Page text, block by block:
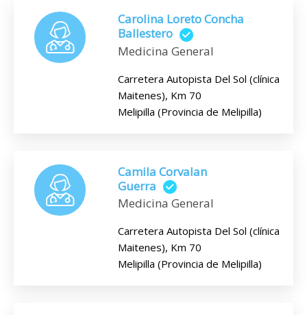
Carolina Loreto Concha
Ballestero
Medicina General
Carretera Autopista Del Sol (clínica
Maitenes), Km 70
Melipilla (Provincia de Melipilla)
Camila Corvalan
Guerra
Medicina General
Carretera Autopista Del Sol (clínica
Maitenes), Km 70
Melipilla (Provincia de Melipilla)